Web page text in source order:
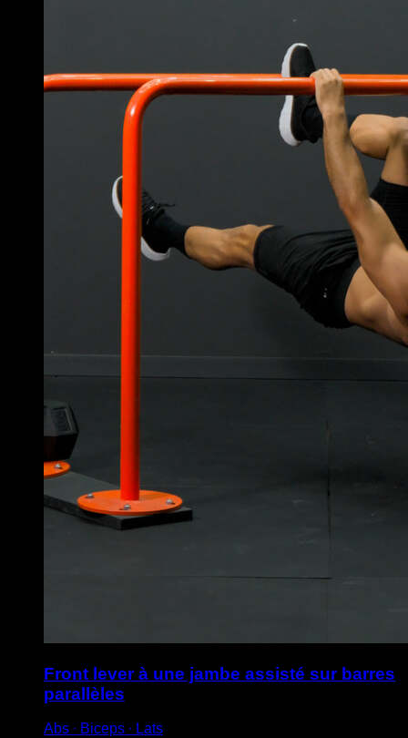
Front lever à une jambe assisté sur barres
parallèles
Abs ∙ Biceps ∙ Lats